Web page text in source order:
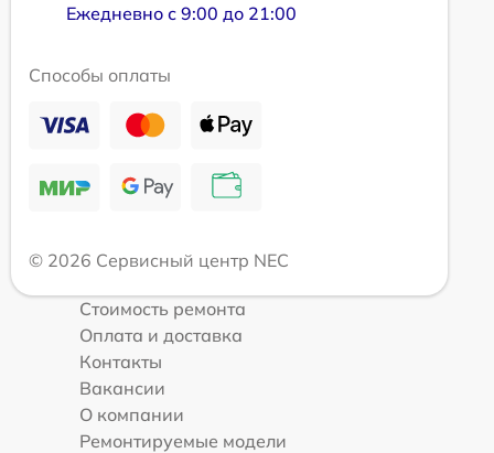
Ежедневно с 9:00 до 21:00
Способы оплаты
© 2026 Сервисный центр NEC
Стоимость ремонта
Оплата и доставка
Контакты
Вакансии
О компании
Ремонтируемые модели